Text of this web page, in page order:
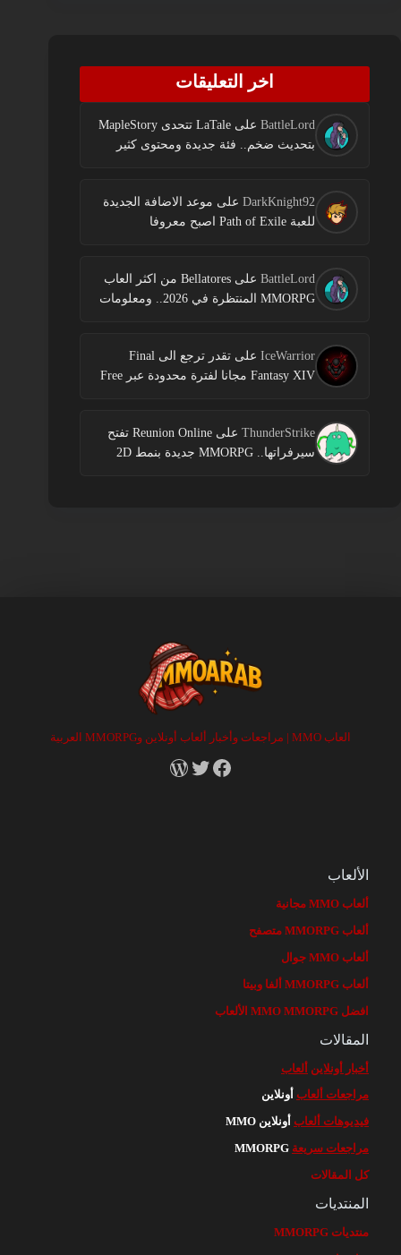
اخر التعليقات
BattleLord على
LaTale تتحدى MapleStory
بتحديث ضخم.. فئة جديدة ومحتوى كثير
DarkKnight92 على موعد الاضافة الجديدة
للعبة Path of Exile اصبح معروفا
BattleLord على
Bellatores من اكثر العاب
MMORPG المنتظرة في 2026.. ومعلومات
IceWarrior على
تقدر ترجع الى Final
Fantasy XIV مجانا لفترة محدودة عبر Free
ThunderStrike على
Reunion Online تفتح
سيرفراتها.. MMORPG جديدة بنمط 2D
العاب MMO | مراجعات وأخبار ألعاب أونلاين وMMORPG العربية
Facebook
X
RSS
الألعاب
ألعاب MMO مجانية
ألعاب MMORPG متصفح
ألعاب MMO جوال
ألعاب MMORPG ألفا وبيتا
افضل MMO MMORPG الألعاب
المقالات
أخبار أونلاين ألعاب
مراجعات ألعاب أونلاين
فيديوهات ألعاب أونلاين MMO
مراجعات سريعة
كل المقالات
المنتديات
منتديات MMORPG